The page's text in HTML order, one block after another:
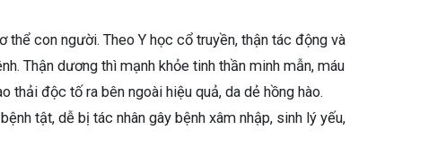
thể con người. Theo Y học cổ truyền, thận tác động và
Thận dương thì mạnh khỏe tinh thần minh mẫn, máu
thải độc tố ra bên ngoài hiệu quả, da dẻ hồng hào.
tật, dễ bị tác nhân gây bệnh xâm nhập, sinh lý yếu,